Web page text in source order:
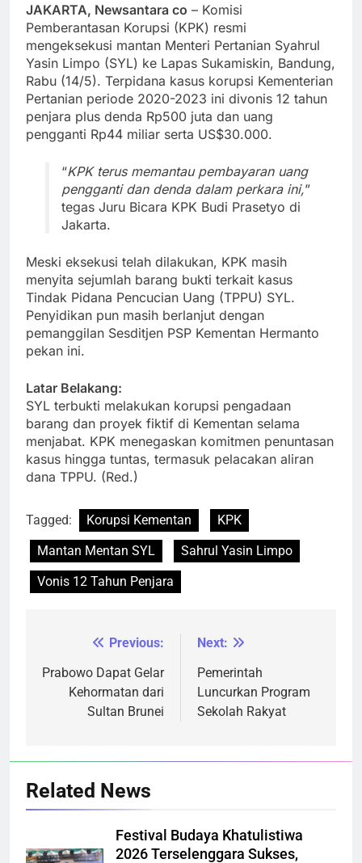
JAKARTA, Newsantara co – Komisi
Pemberantasan Korupsi (KPK) resmi
mengeksekusi mantan Menteri Pertanian Syahrul
Yasin Limpo (SYL) ke Lapas Sukamiskin, Bandung,
Rabu (14/5). Terpidana kasus korupsi Kementerian
Pertanian periode 2020-2023 ini divonis 12 tahun
penjara plus denda Rp500 juta dan uang
pengganti Rp44 miliar serta US$30.000.
“KPK terus memantau pembayaran uang
pengganti dan denda dalam perkara ini,”
tegas Juru Bicara KPK Budi Prasetyo di
Jakarta.
Meski eksekusi telah dilakukan, KPK masih
menyita sejumlah barang bukti terkait kasus
Tindak Pidana Pencucian Uang (TPPU) SYL.
Penyidikan pun masih berlanjut dengan
pemanggilan Sesditjen PSP Kementan Hermanto
pekan ini.
Latar Belakang:
SYL terbukti melakukan korupsi pengadaan
barang dan proyek fiktif di Kementan selama
menjabat. KPK menegaskan komitmen penuntasan
kasus hingga tuntas, termasuk pelacakan aliran
dana TPPU. (Red.)
Tagged: Korupsi Kementan
KPK
Mantan Mentan SYL
Sahrul Yasin Limpo
Vonis 12 Tahun Penjara
Navigasi
pos
Previous:
Prabowo Dapat Gelar
Kehormatan dari
Sultan Brunei
Next:
Pemerintah
Luncurkan Program
Sekolah Rakyat
Related News
Festival Budaya Khatulistiwa
2026 Terselenggara Sukses,